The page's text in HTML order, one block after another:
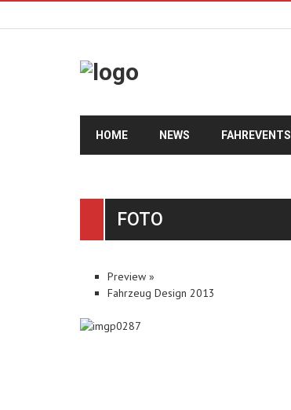
HOME NEWS FAHREVENTS
FOTO
Preview »
Fahrzeug Design 2013